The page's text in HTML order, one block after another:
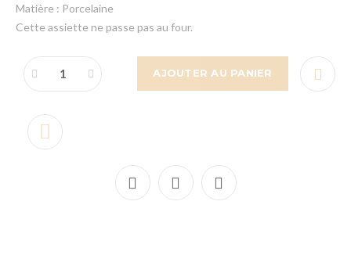
Matière : Porcelaine
Cette assiette ne passe pas au four.
AJOUTER AU PANIER